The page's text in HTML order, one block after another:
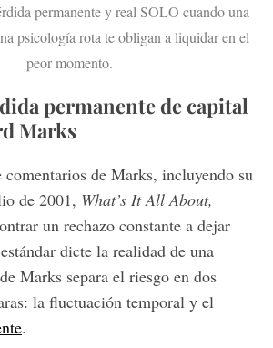
permanente y real SOLO cuando una
psicología rota te obligan a liquidar en el
peor momento.
permanente de capital
Marks
comentarios de Marks, incluyendo su
de 2001, What’s It All About,
un rechazo constante a dejar
dicte la realidad de una
Marks separa el riesgo en dos
la fluctuación temporal y el
.